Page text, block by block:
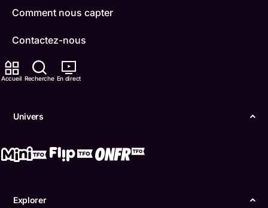
Accueil Recherche En direct
Univers
Explorer
Comment nous capter
Contactez-nous
ONFR
Boukili
Conditions d'utilisation
Confidentialité